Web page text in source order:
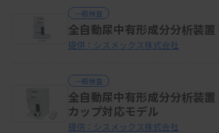
一般検査
全自動尿中有形成分分析装
提供：シスメックス株式会社
一般検査
全自動尿中有形成分分析装
カップ対応モデル
提供：シスメックス株式会社